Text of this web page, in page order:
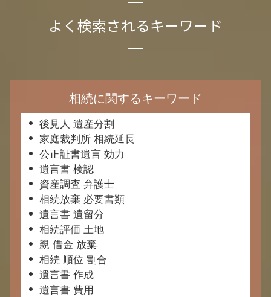
よく検索されるキーワード
相続に関するキーワード
後見人 遺産分割
家庭裁判所 相続延長
公正証書遺言 効力
遺言書 検認
資産調査 弁護士
相続放棄 必要書類
遺言書 遺留分
相続評価 土地
親 借金 放棄
相続 順位 割合
遺言書 作成
遺言書 費用